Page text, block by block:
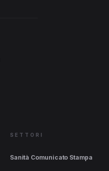
SETTORI
Sanità Comunicato Stampa